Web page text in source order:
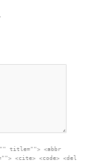
title=""> <abbr
<cite> <code> <del